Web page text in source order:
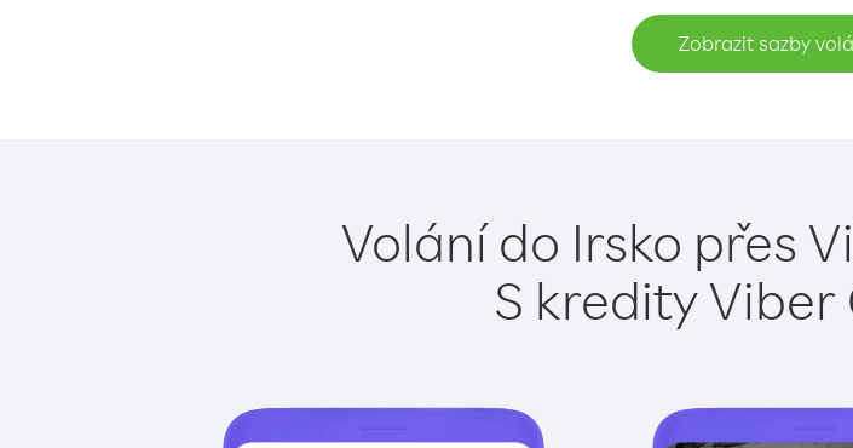
Zobrazit sazby
Volání do Irsko přes
S kredity Viber